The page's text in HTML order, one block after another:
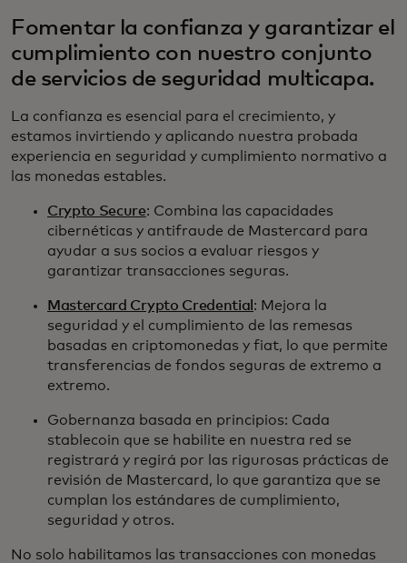
Fomentar la confianza y garantizar el
cumplimiento con nuestro conjunto
de servicios de seguridad multicapa.
La confianza es esencial para el crecimiento, y
estamos invirtiendo y aplicando nuestra probada
experiencia en seguridad y cumplimiento normativo a
las monedas estables.
Crypto Secure: Combina las capacidades
cibernéticas y antifraude de Mastercard para
ayudar a sus socios a evaluar riesgos y
garantizar transacciones seguras.
Mastercard Crypto Credential : Mejora la
seguridad y el cumplimiento de las remesas
basadas en criptomonedas y fiat, lo que permite
transferencias de fondos seguras de extremo a
extremo.
Gobernanza basada en principios: Cada
stablecoin que se habilite en nuestra red se
registrará y regirá por las rigurosas prácticas de
revisión de Mastercard, lo que garantiza que se
cumplan los estándares de cumplimiento,
seguridad y otros.
No solo habilitamos las transacciones con monedas